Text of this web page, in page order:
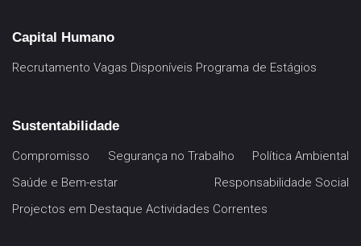
Capital Humano
Recrutamento Vagas Disponíveis Programa de Estágios
Sustentabilidade
Compromisso Segurança no Trabalho
Política Ambiental
Saúde e Bem-estar
Responsabilidade Social
Projectos em Destaque Actividades Correntes